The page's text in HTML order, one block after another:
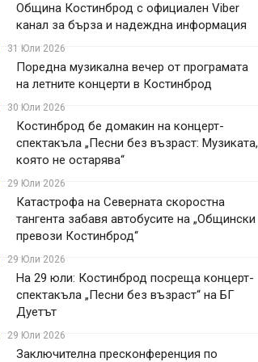
Община Костинброд с официален Viber
канал за бърза и надеждна информация
31 Юли 2026
Поредна музикална вечер от програмата
на летните концерти в Костинброд
30 Юли 2026
Костинброд бе домакин на концерт-
спектакъла „Песни без възраст: Музиката,
която не остарява“
29 Юли 2026
Катастрофа на Северната скоростна
тангента забавя автобусите на „Общински
превози Костинброд“
29 Юли 2026
На 29 юли: Костинброд посреща концерт-
спектакъла „Песни без възраст“ на БГ
Дуетът
29 Юли 2026
Заключителна пресконференция по